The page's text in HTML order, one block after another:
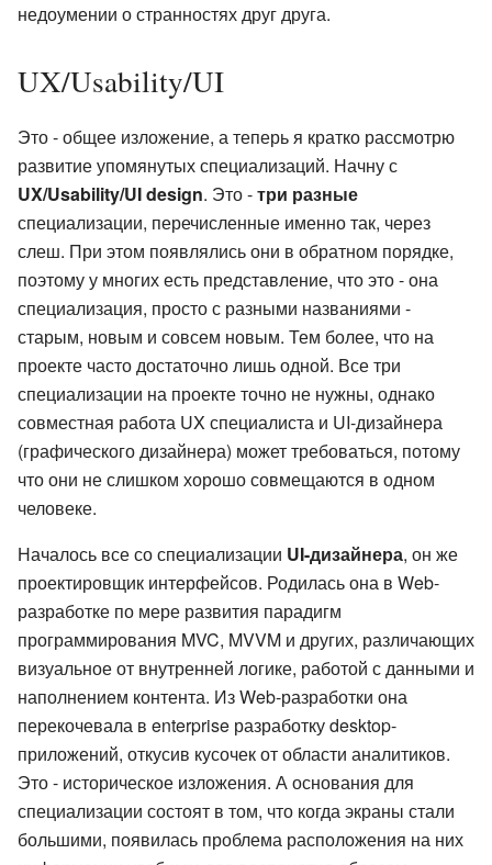
недоумении о странностях друг друга.
UX/Usability/UI
Это - общее изложение, а теперь я кратко рассмотрю
развитие упомянутых специализаций. Начну с
UX/Usability/UI design. Это -три разные
специализации, перечисленные именно так, через
слеш. При этом появлялись они в обратном порядке,
поэтому у многих есть представление, что это - она
специализация, просто с разными названиями -
старым, новым и совсем новым. Тем более, что на
проекте часто достаточно лишь одной. Все три
специализации на проекте точно не нужны, однако
совместная работа UX специалиста и UI-дизайнера
(графического дизайнера) может требоваться, потому
что они не слишком хорошо совмещаются в одном
человеке.
Началось все со специализации UI-дизайнера, он же
проектировщик интерфейсов. Родилась она в Web-
разработке по мере развития парадигм
программирования MVC, MVVM и других, различающих
визуальное от внутренней логике, работой с данными и
наполнением контента. Из Web-разработки она
перекочевала в enterprise разработку desktop-
приложений, откусив кусочек от области аналитиков.
Это - историческое изложения. А основания для
специализации состоят в том, что когда экраны стали
большими, появилась проблема расположения на них